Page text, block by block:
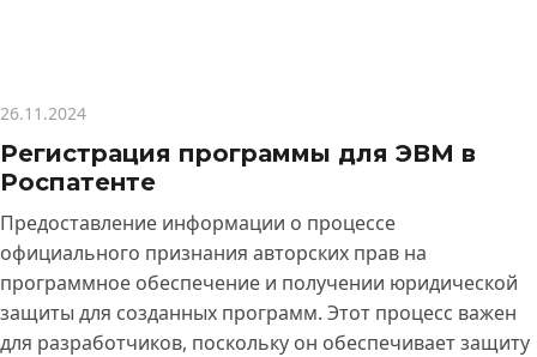
26.11.2024
Регистрация программы для ЭВМ в
Роспатенте
Предоставление информации о процессе
официального признания авторских прав на
программное обеспечение и получении юридической
защиты для созданных программ. Этот процесс важен
для разработчиков, поскольку он обеспечивает защиту